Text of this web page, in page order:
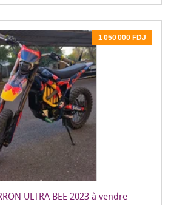
1 050 000 FDJ
ULTRA BEE 2023 à vendre